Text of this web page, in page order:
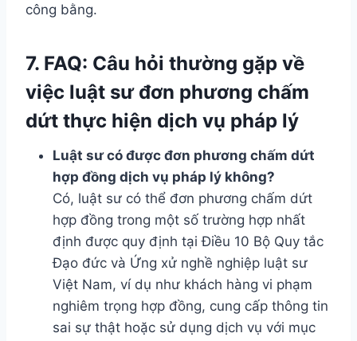
công bằng.
7. FAQ: Câu hỏi thường gặp về
việc luật sư đơn phương chấm
dứt thực hiện dịch vụ pháp lý
Luật sư có được đơn phương chấm dứt
hợp đồng dịch vụ pháp lý không?
Có, luật sư có thể đơn phương chấm dứt
hợp đồng trong một số trường hợp nhất
định được quy định tại Điều 10 Bộ Quy tắc
Đạo đức và Ứng xử nghề nghiệp luật sư
Việt Nam, ví dụ như khách hàng vi phạm
nghiêm trọng hợp đồng, cung cấp thông tin
sai sự thật hoặc sử dụng dịch vụ với mục